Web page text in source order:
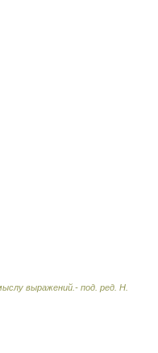
выражений.- под. ред. Н.